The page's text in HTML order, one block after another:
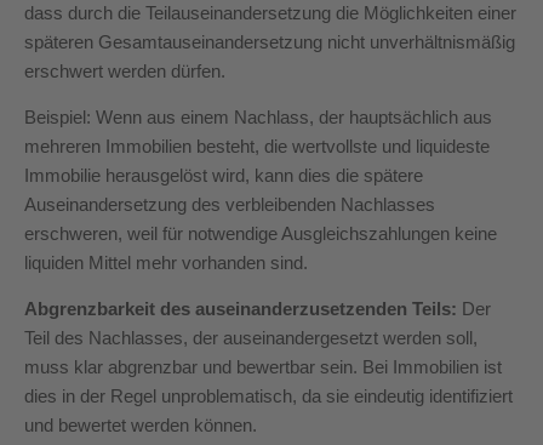
dass durch die Teilauseinandersetzung die Möglichkeiten einer
späteren Gesamtauseinandersetzung nicht unverhältnismäßig
erschwert werden dürfen.
Beispiel: Wenn aus einem Nachlass, der hauptsächlich aus
mehreren Immobilien besteht, die wertvollste und liquideste
Immobilie herausgelöst wird, kann dies die spätere
Auseinandersetzung des verbleibenden Nachlasses
erschweren, weil für notwendige Ausgleichszahlungen keine
liquiden Mittel mehr vorhanden sind.
Abgrenzbarkeit des auseinanderzusetzenden Teils: Der
Teil des Nachlasses, der auseinandergesetzt werden soll,
muss klar abgrenzbar und bewertbar sein. Bei Immobilien ist
dies in der Regel unproblematisch, da sie eindeutig identifiziert
und bewertet werden können.